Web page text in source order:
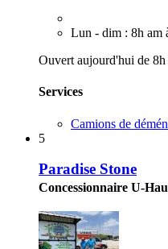
Lun - dim : 8h am
Ouvert aujourd'hui de 8h
Services
Camions de
5
Paradise Stone
Concessionnaire U-